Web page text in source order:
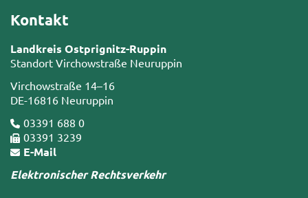
Kontakt
Landkreis Ostprignitz-Ruppin
Standort Virchowstraße Neuruppin
Virchowstraße 14–16
DE-16816 Neuruppin
03391 688 0
03391 3239
E-Mail
Elektronischer Rechtsverkehr